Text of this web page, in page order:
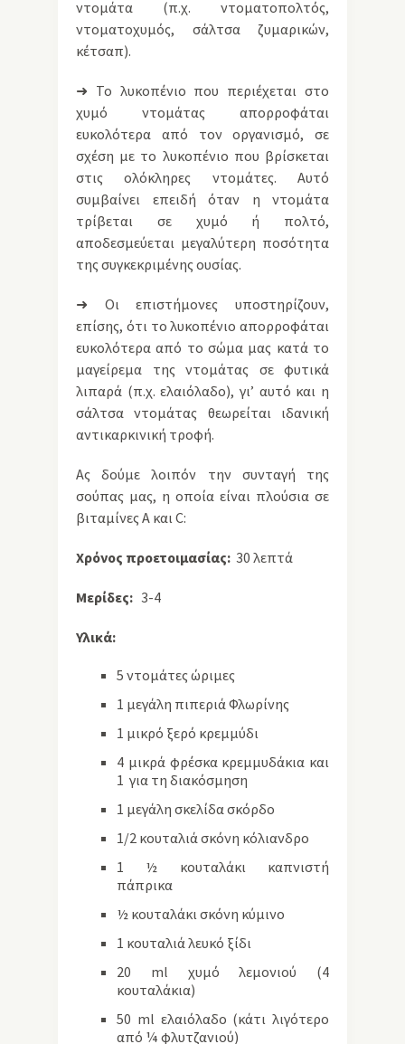
ντομάτα (π.χ. ντοματοπολτός,
ντοματοχυμός, σάλτσα ζυμαρικών,
κέτσαπ).
➜ Το λυκοπένιο που περιέχεται στο
χυμό ντομάτας απορροφάται
ευκολότερα από τον οργανισμό, σε
σχέση με το λυκοπένιο που βρίσκεται
στις ολόκληρες ντομάτες. Αυτό
συμβαίνει επειδή όταν η ντομάτα
τρίβεται σε χυμό ή πολτό,
αποδεσμεύεται μεγαλύτερη ποσότητα
της συγκεκριμένης ουσίας.
➜ Οι επιστήμονες υποστηρίζουν,
επίσης, ότι το λυκοπένιο απορροφάται
ευκολότερα από το σώμα μας κατά το
μαγείρεμα της ντομάτας σε φυτικά
λιπαρά (π.χ. ελαιόλαδο), γι’ αυτό και η
σάλτσα ντομάτας θεωρείται ιδανική
αντικαρκινική τροφή.
Ας δούμε λοιπόν την συνταγή της
σούπας μας, η οποία είναι πλούσια σε
βιταμίνες Α και C:
Χρόνος προετοιμασίας: 30 λεπτά
Μερίδες: 3-4
Υλικά:
5 ντομάτες ώριμες
1 μεγάλη πιπεριά Φλωρίνης
1 μικρό ξερό κρεμμύδι
4 μικρά φρέσκα κρεμμυδάκια και
1 για τη διακόσμηση
1 μεγάλη σκελίδα σκόρδο
1/2 κουταλιά σκόνη κόλιανδρο
1 ½ κουταλάκι καπνιστή
πάπρικα
½ κουταλάκι σκόνη κύμινο
1 κουταλιά λευκό ξίδι
20 ml χυμό λεμονιού (4
κουταλάκια)
50 ml ελαιόλαδο (κάτι λιγότερο
από ¼ φλυτζανιού)